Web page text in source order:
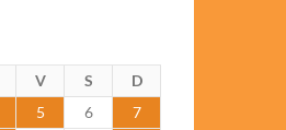
V S
D
5 6
7